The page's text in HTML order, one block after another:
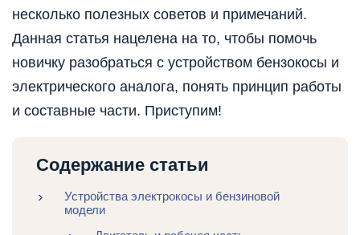
несколько полезных советов и примечаний.
Данная статья нацелена на то, чтобы помочь
новичку разобраться с устройством бензокосы и
электрического аналога, понять принцип работы
и составные части. Приступим!
Содержание статьи
Устройства электрокосы и бензиновой
модели